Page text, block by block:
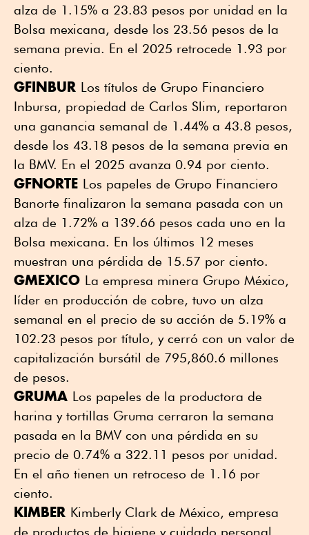
alza de 1.15% a 23.83 pesos por unidad en la
Bolsa mexicana, desde los 23.56 pesos de la
semana previa. En el 2025 retrocede 1.93 por
ciento.
GFINBUR Los títulos de Grupo Financiero
Inbursa, propiedad de Carlos Slim, reportaron
una ganancia semanal de 1.44% a 43.8 pesos,
desde los 43.18 pesos de la semana previa en
la BMV. En el 2025 avanza 0.94 por ciento.
GFNORTE Los papeles de Grupo Financiero
Banorte finalizaron la semana pasada con un
alza de 1.72% a 139.66 pesos cada uno en la
Bolsa mexicana. En los últimos 12 meses
muestran una pérdida de 15.57 por ciento.
GMEXICO La empresa minera Grupo México,
líder en producción de cobre, tuvo un alza
semanal en el precio de su acción de 5.19% a
102.23 pesos por título, y cerró con un valor de
capitalización bursátil de 795,860.6 millones
de pesos.
GRUMA Los papeles de la productora de
harina y tortillas Gruma cerraron la semana
pasada en la BMV con una pérdida en su
precio de 0.74% a 322.11 pesos por unidad.
En el año tienen un retroceso de 1.16 por
ciento.
KIMBER Kimberly Clark de México, empresa
de productos de higiene y cuidado personal,